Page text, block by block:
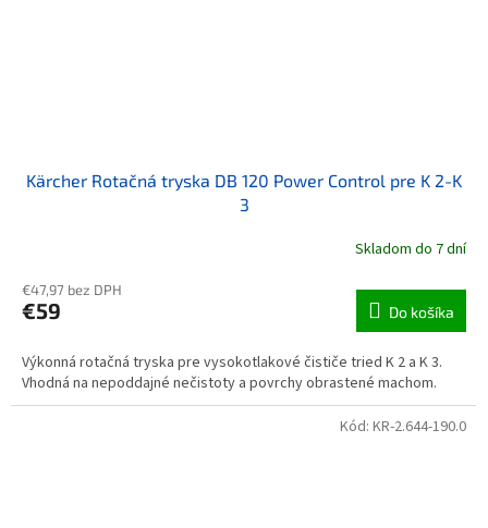
Kärcher Rotačná tryska DB 120 Power Control pre K 2-K
3
Skladom do 7 dní
€47,97 bez DPH
€59 Do košíka
Výkonná rotačná tryska pre vysokotlakové čističe tried K 2 a K 3.
Vhodná na nepoddajné nečistoty a povrchy obrastené machom.
Kód: KR-2.644-190.0